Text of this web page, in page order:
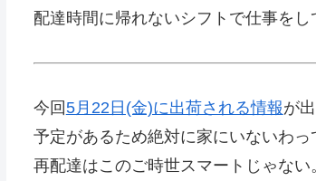
配達時間に帰れないシフトで仕事を
今回5月22日(金)に出荷される情報が
予定があるため絶対に家にいないわ
再配達はこのご時世スマートじゃない